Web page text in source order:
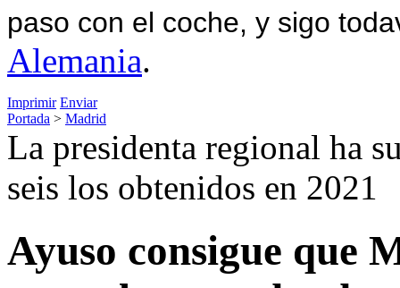
paso con el coche, y sigo
Alemania.
Imprimir Enviar
Portada > Madrid
La presidenta regional ha
seis los obtenidos en 2021
Ayuso consigue que